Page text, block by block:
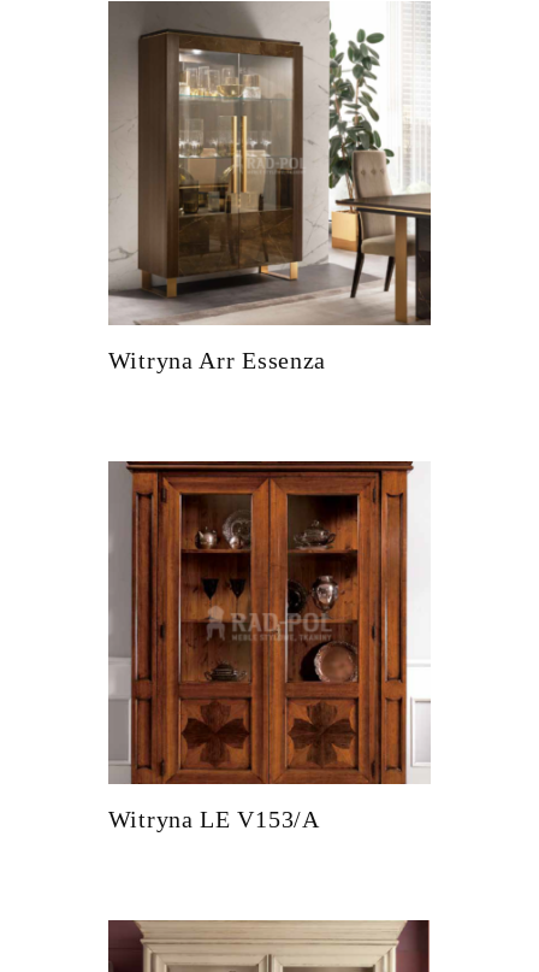
Witryna Arr Essenza
Witryna LE V153/A